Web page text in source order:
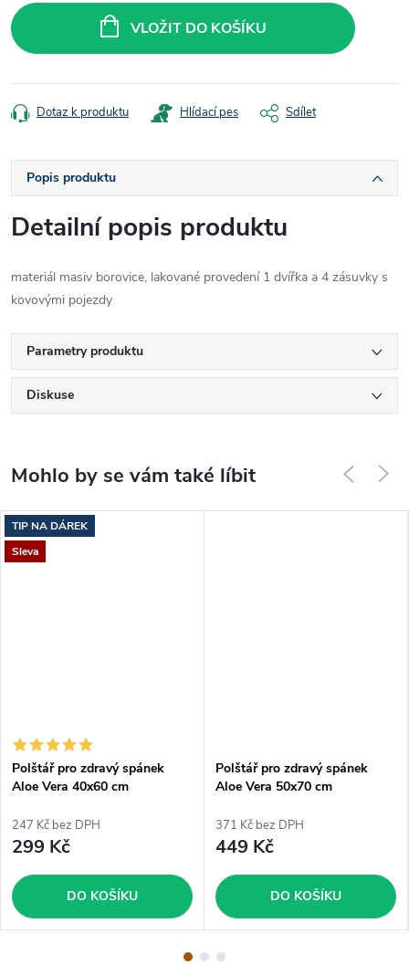
cena:
VLOŽIT DO KOŠÍKU
Dotaz k produktu Hlídací pes Sdílet
Popis produktu
Detailní popis produktu
materiál masiv borovice, lakované provedení 1 dvířka a 4 zásuvky s
kovovými pojezdy
Parametry produktu
Diskuse
TIP NA DÁREK
Sleva
Polštář pro zdravý spánek
Aloe Vera 40x60 cm
247 Kč bez DPH
299 Kč
DO KOŠÍKU
Polštář pro zdravý spánek
Aloe Vera 50x70 cm
371 Kč bez DPH
449 Kč
DO KOŠÍKU